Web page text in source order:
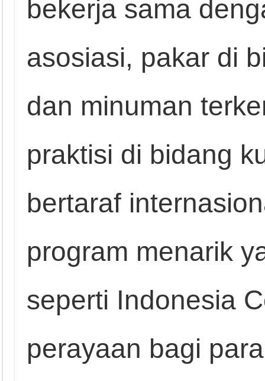
bekerja sama
asosiasi, pakar di
dan minuman
praktisi di bidang
bertaraf
program menarik
seperti Indonesia
perayaan bagi